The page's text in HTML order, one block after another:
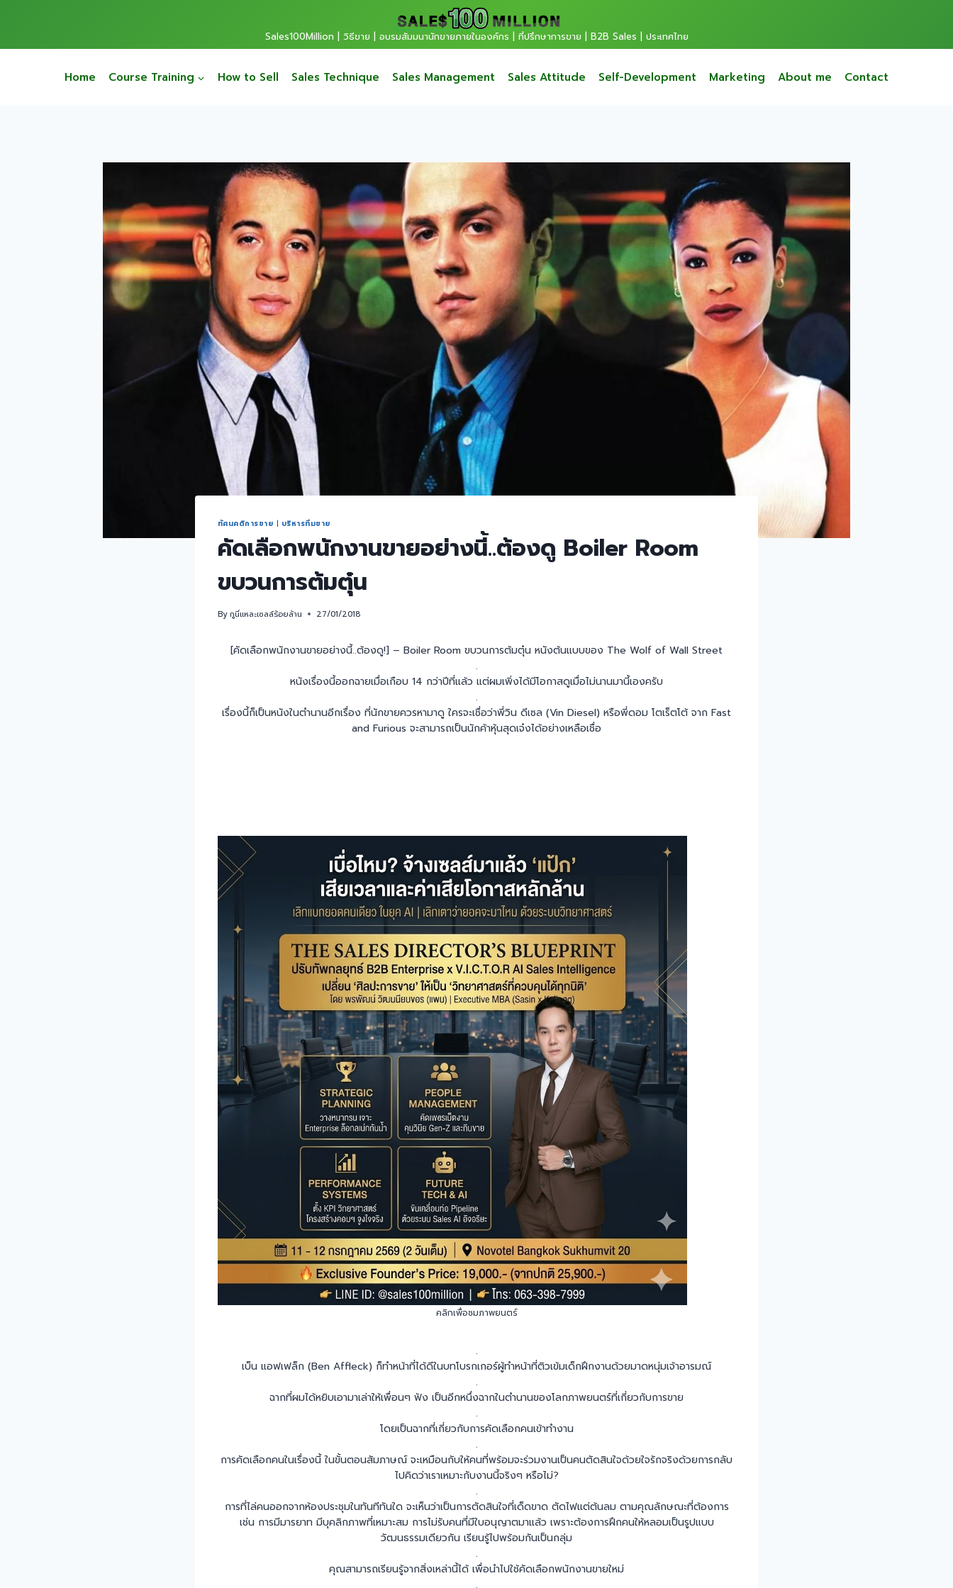
Sales100Million | วิธีขาย | อบรมสัมมนานักขายภายในองค์กร | ที่ปรึกษาการขาย | B2B Sales | ประเทศไทย
Home Course Training How to Sell Sales Technique Sales Management Sales Attitude Self-Development Marketing About me Contact
ทัศนคติการขาย | บริหารทีมขาย
คัดเลือกพนักงานขายอย่างนี้..ต้องดู Boiler Room
ขบวนการต้มตุ๋น
Byกูนี่แหละเซลล์ร้อยล้าน 27/01/2018
[คัดเลือกพนักงานขายอย่างนี้..ต้องดู!] – Boiler Room ขบวนการต้มตุ๋น หนังต้นแบบของ The Wolf of Wall Street
.
หนังเรื่องนี้ออกฉายเมื่อเกือบ 14 กว่าปีที่แล้ว แต่ผมเพิ่งได้มีโอกาสดูเมื่อไม่นานมานี้เองครับ
.
เรื่องนี้ก็เป็นหนังในตำนานอีกเรื่อง ที่นักขายควรหามาดู ใครจะเชื่อว่าพี่วิน ดีเซล (Vin Diesel) หรือพี่ดอม โตเร็ตโต้ จาก Fast
and Furious จะสามารถเป็นนักค้าหุ้นสุดเจ๋งได้อย่างเหลือเชื่อ
​คลิกเพื่อชมภาพยนตร์
.
เบ็น แอฟเฟล็ก (Ben Affleck) ก็ทำหน้าที่ได้ดีในบทโบรกเกอร์ผู้ทำหน้าที่ติวเข้มเด็กฝึกงานด้วยมาดหนุ่มเจ้าอารมณ์
.
ฉากที่ผมได้หยิบเอามาเล่าให้เพื่อนๆ ฟัง เป็นอีกหนึ่งฉากในตำนานของโลกภาพยนตร์ที่เกี่ยวกับการขาย
.
โดยเป็นฉากที่เกี่ยวกับการคัดเลือกคนเข้าทำงาน
.
การคัดเลือกคนในเรื่องนี้ ในขั้นตอนสัมภาษณ์ จะเหมือนกับให้คนที่พร้อมจะร่วมงานเป็นคนตัดสินใจด้วยใจรักจริงด้วยการกลับ
ไปคิดว่าเราเหมาะกับงานนี้จริงๆ หรือไม่?
.
การที่ไล่คนออกจากห้องประชุมในทันทีทันใด จะเห็นว่าเป็นการตัดสินใจที่เด็ดขาด ตัดไฟแต่ต้นลม ตามคุณลักษณะที่ต้องการ
เช่น การมีมารยาท มีบุคลิกภาพที่เหมาะสม การไม่รับคนที่มีใบอนุญาตมาแล้ว เพราะต้องการฝึกคนให้หลอมเป็นรูปแบบ
วัฒนธรรมเดียวกัน เรียนรู้ไปพร้อมกันเป็นกลุ่ม
.
คุณสามารถเรียนรู้จากสิ่งเหล่านี้ได้ เพื่อนำไปใช้คัดเลือกพนักงานขายใหม่
.